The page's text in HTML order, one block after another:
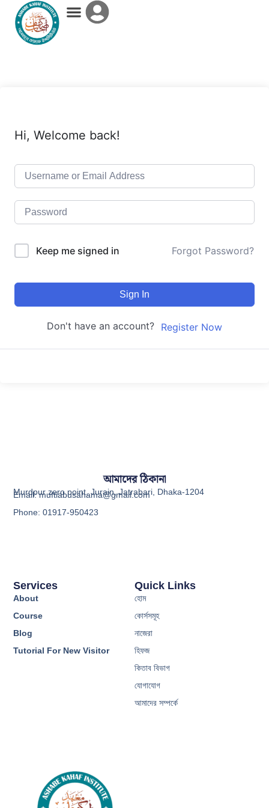
Hi, Welcome back!
Keep me signed in Forgot Password?
Sign In
Don't have an account? Register Now
Quick Links
হোম
কোর্সসমূহ
নাজেরা
হিফজ
কিতাব বিভাগ
যোগাযোগ
আমাদের সম্পর্কে
Services
About
Course
Blog
Tutorial For New Visitor
আমাদের ঠিকানা
Murdpur zero point, Jurain, Jatrabari, Dhaka-1204
Email: muftiabusahama@gmail.com
Phone: 01917-950423